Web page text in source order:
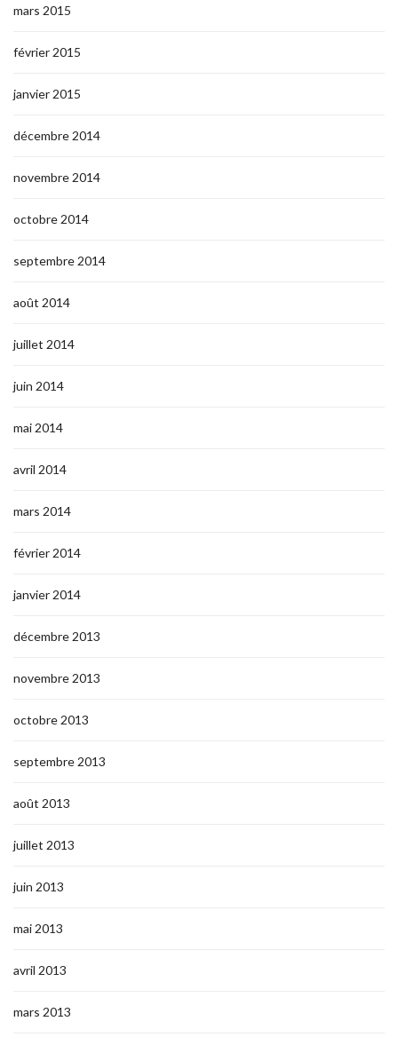
mars 2015
février 2015
janvier 2015
décembre 2014
novembre 2014
octobre 2014
septembre 2014
août 2014
juillet 2014
juin 2014
mai 2014
avril 2014
mars 2014
février 2014
janvier 2014
décembre 2013
novembre 2013
octobre 2013
septembre 2013
août 2013
juillet 2013
juin 2013
mai 2013
avril 2013
mars 2013